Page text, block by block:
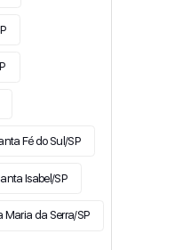
Fé do Sul/SP
Isabel/SP
Maria da Serra/SP